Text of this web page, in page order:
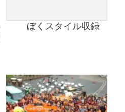
ぼくスタイル収録